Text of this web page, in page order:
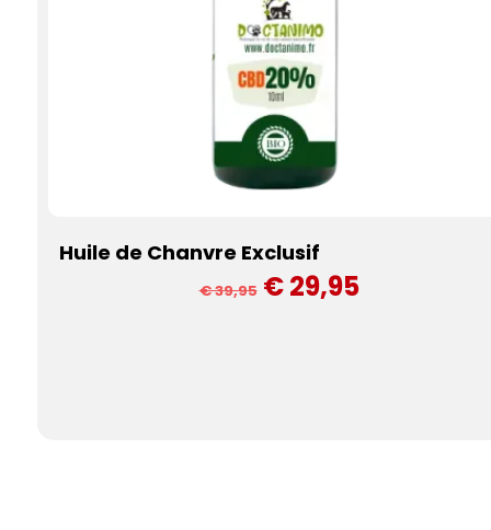
Huile de Chanvre Exclusif
€ 39,95 € 29,95